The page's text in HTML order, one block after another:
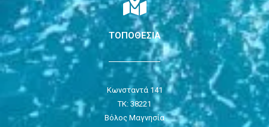
ΤΟΠΟΘΕΣΙΑ
Κωνσταντά 141
ΤΚ: 38221
Βόλος Μαγνησία